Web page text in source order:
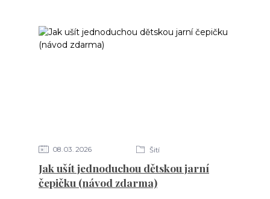
08 03 2026 Šití
Jak ušít jednoduchou dětskou jarní
čepičku (návod zdarma)